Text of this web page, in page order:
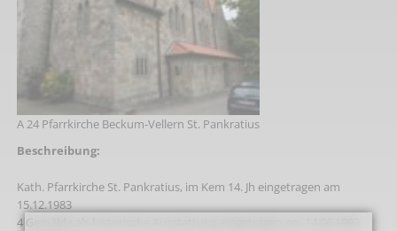
A 24 Pfarrkirche Beckum-Vellern St. Pankratius
Beschreibung:
Kath. Pfarrkirche St. Pankratius, im Kem 14. Jh eingetragen am
15.12.1983
4 Gemälde als historische Ausstattung eingetragen am 14.06.1993